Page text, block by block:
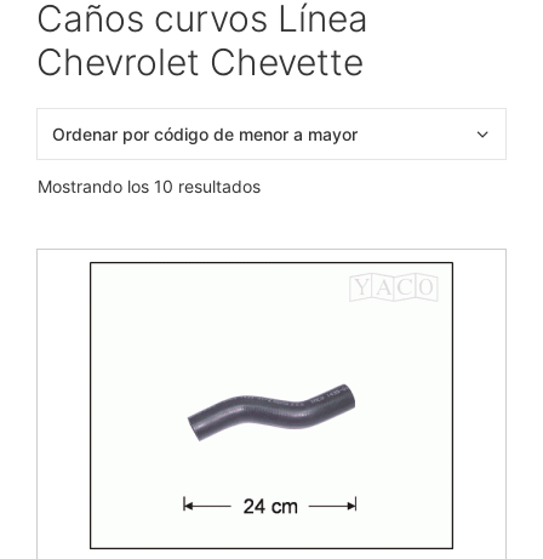
Caños curvos Línea
Chevrolet Chevette
Mostrando los 10 resultados